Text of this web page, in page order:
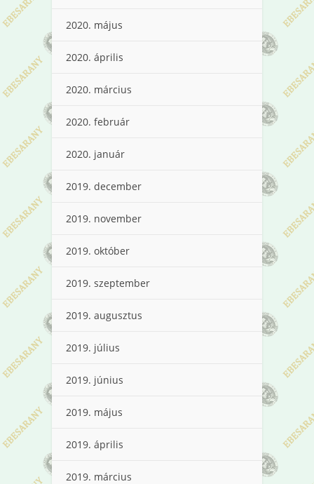
2020. május
2020. április
2020. március
2020. február
2020. január
2019. december
2019. november
2019. október
2019. szeptember
2019. augusztus
2019. július
2019. június
2019. május
2019. április
2019. március